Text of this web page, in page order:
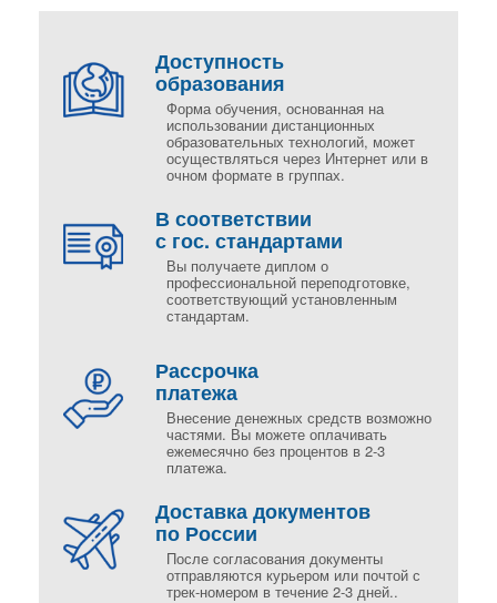
Доступность
образования
Форма обучения, основанная на
использовании дистанционных
образовательных технологий, может
осуществляться через Интернет или в
очном формате в группах.
В соответствии
с гос. стандартами
Вы получаете диплом о
профессиональной переподготовке,
соответствующий установленным
стандартам.
Рассрочка
платежа
Внесение денежных средств возможно
частями. Вы можете оплачивать
ежемесячно без процентов в 2-3
платежа.
Доставка документов
по России
После согласования документы
отправляются курьером или почтой с
трек-номером в течение 2-3 дней..